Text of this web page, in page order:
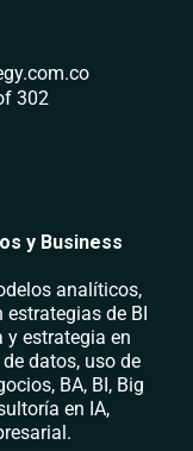
302
y Business
analíticos,
de BI
estrategia en
datos, uso de
BA, BI, Big
en IA,